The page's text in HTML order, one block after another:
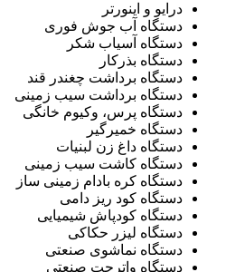
درایو و اینورتر
دستگاه آب جوش فوری
دستگاه آسیاب شکر
دستگاه بذرکار
دستگاه برداشت چغندر قند
دستگاه برداشت سیب زمینی
دستگاه پرس، وکیوم خانگی
دستگاه خمیرگیر
دستگاه داغ زن لبنیات
دستگاه کاشت سیب زمینی
دستگاه کره بادام زمینی ساز
دستگاه کود ریز دامی
دستگاه کودپاش شیمیایی
دستگاه لیزر حکاکی
دستگاه نماشوی صنعتی
دستگاه واترجت صنعتی